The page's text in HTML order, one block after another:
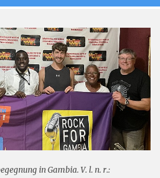
in Gambia. V. l. n. r.: